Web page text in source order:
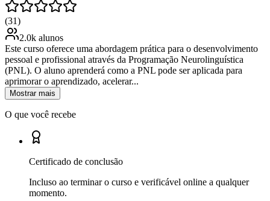
(31)
2.0k alunos
Este curso oferece uma abordagem prática para o desenvolvimento
pessoal e profissional através da Programação Neurolinguística
(PNL). O aluno aprenderá como a PNL pode ser aplicada para
aprimorar o aprendizado, acelerar...
Mostrar mais
O que você recebe
Certificado de conclusão
Incluso ao terminar o curso e verificável online a qualquer
momento.